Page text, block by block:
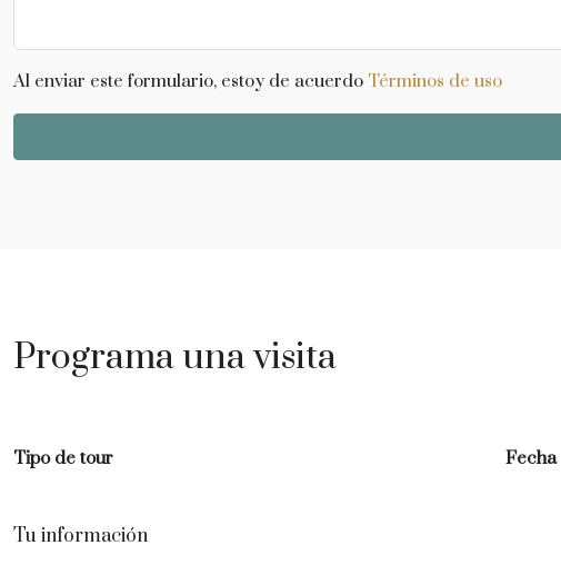
Al enviar este formulario, estoy de acuerdo Términos de uso
Programa una visita
Tipo de tour Fecha
Tu información